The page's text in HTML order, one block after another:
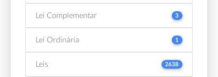
Lei Complementar 3
Lei Ordinária 1
Leis 2638